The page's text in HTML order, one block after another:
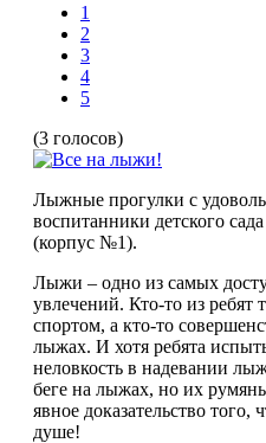
1
2
3
4
5
(3 голосов)
Лыжные прогулки с
воспитанники детского
(корпус №1).
Лыжи – одно из самых
увлечений. Кто-то из
спортом, а кто-то
лыжах. И хотя ребята
неловкость в надевании
беге на лыжах, но их
явное доказательство того,
душе!